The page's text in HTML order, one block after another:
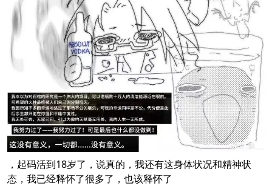
，起码活到18岁了，说真的，我还有这身体状况和精神状
态，我已经释怀了很多了，也该释怀了